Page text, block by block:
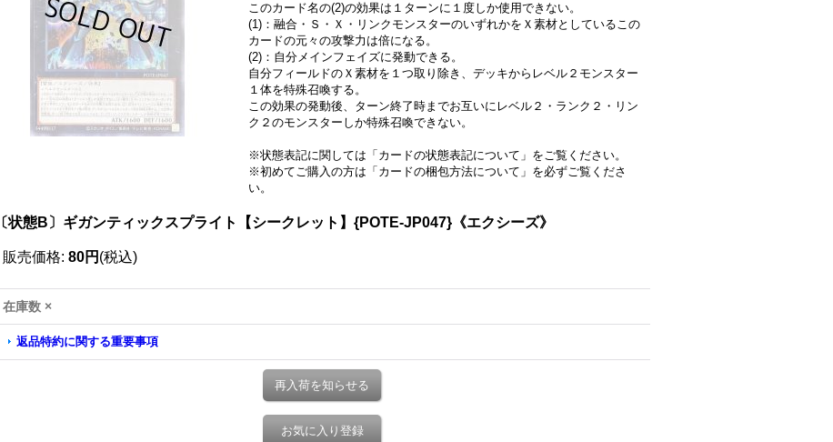
このカード名の(2)の効果は１ターンに１度しか使用できない。
(1)：融合・Ｓ・Ｘ・リンクモンスターのいずれかをＸ素材としているこの
カードの元々の攻撃力は倍になる。
(2)：自分メインフェイズに発動できる。
自分フィールドのＸ素材を１つ取り除き、デッキからレベル２モンスター
１体を特殊召喚する。
この効果の発動後、ターン終了時までお互いにレベル２・ランク２・リン
ク２のモンスターしか特殊召喚できない。
※状態表記に関しては「 カードの状態表記について」をご覧ください。
※初めてご購入の方は「 カードの梱包方法について」を必ずご覧くださ
い。
〔状態B〕ギガンティックスプライト【シークレット】{POTE-JP047}《エクシーズ》
販売価格: 80円 (税込)
在庫数 ×
返品特約に関する重要事項
再入荷を知らせる
お気に入り登録